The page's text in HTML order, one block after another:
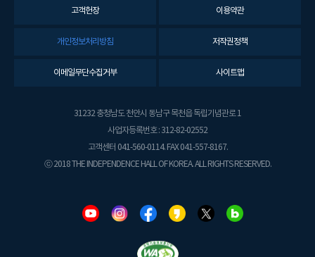
고객헌장 이용약관
개인정보처리방침 저작권정책
이메일무단수집거부 사이트맵
31232 충청남도 천안시 동남구 목천읍 독립기념관로 1
사업자등록번호 : 312-82-02552
고객센터 041-560-0114. FAX 041-557-8167.
ⓒ 2018 THE INDEPENDENCE HALL OF KOREA. ALL RIGHTS RESERVED.